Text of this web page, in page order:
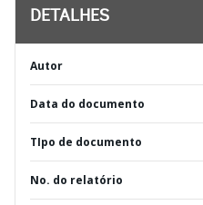
DETALHES
Autor
Data do documento
TIpo de documento
No. do relatório